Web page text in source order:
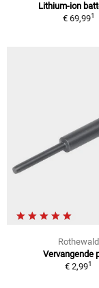
Lithium-ion
€ 69,991
Rothewald
Vervangende
€ 2,991